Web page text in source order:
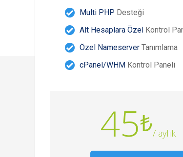
Multi PHP Desteği
Alt Hesaplara Özel Kontrol
Özel Nameserver Tanımlama
cPanel/WHM Kontrol Paneli
45₺/ aylık